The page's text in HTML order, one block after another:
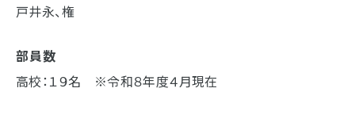
戸井永、権
部員数
高校：１９名 ※令和８年度４月現在